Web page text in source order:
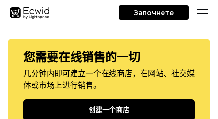
Започнете
您需要在线销售的一切
几分钟内即可建立一个在线商店，在网站、社交媒
体或市场上进行销售。
创建一个商店